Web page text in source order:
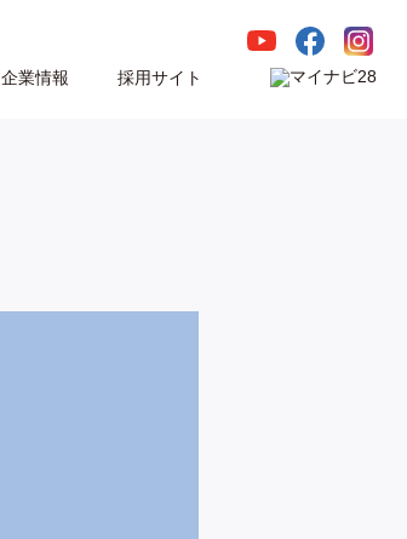
企業情報 採用サイト